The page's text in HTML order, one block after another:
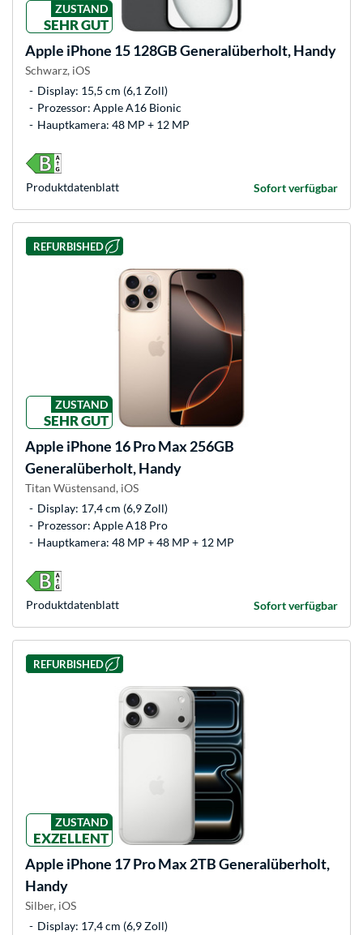
ZUSTAND
SEHR GUT
Apple iPhone 15 128GB Generalüberholt, Handy
Schwarz, iOS
Display: 15,5 cm (6,1 Zoll)
Prozessor: Apple A16 Bionic
Hauptkamera: 48 MP + 12 MP
Sofort verfügbar
Produkt­datenblatt
REFURBISHED
ZUSTAND
SEHR GUT
Apple iPhone 16 Pro Max 256GB
Generalüberholt, Handy
Titan Wüstensand, iOS
Display: 17,4 cm (6,9 Zoll)
Prozessor: Apple A18 Pro
Hauptkamera: 48 MP + 48 MP + 12 MP
Sofort verfügbar
Produkt­datenblatt
REFURBISHED
ZUSTAND
EXZELLENT
Apple iPhone 17 Pro Max 2TB Generalüberholt,
Handy
Silber, iOS
Display: 17,4 cm (6,9 Zoll)